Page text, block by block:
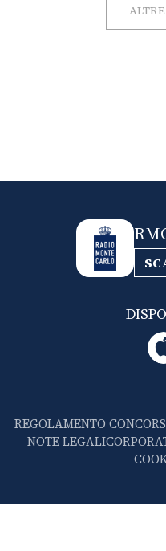
REGOLAMENTO
NOTE LEGALI